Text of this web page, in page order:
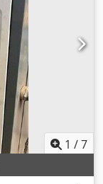
1 /7